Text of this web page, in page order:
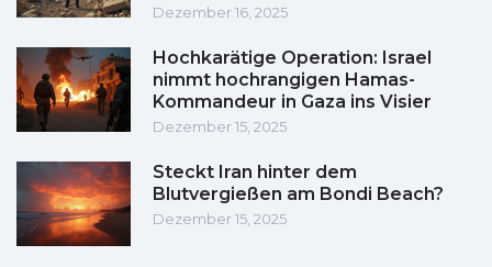
Dezember 16, 2025
Hochkarätige Operation: Israel
nimmt hochrangigen Hamas-
Kommandeur in Gaza ins Visier
Dezember 15, 2025
Steckt Iran hinter dem
Blutvergießen am Bondi Beach?
Dezember 15, 2025